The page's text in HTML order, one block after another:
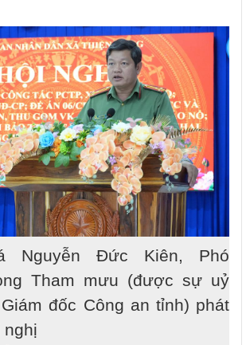
Nguyễn Đức Kiên, Phó
Tham mưu (được sự uỷ
đốc Công an tỉnh) phát
nghị